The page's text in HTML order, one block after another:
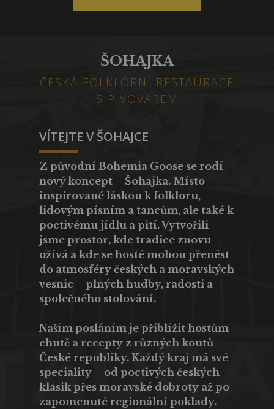
ŠOHAJKA
ČESKÁ FOLKLÓRNÍ RESTAURACE
S PIVOVAREM
VÍTEJTE V ŠOHAJCE
Z původní Bohemia Goose se rodí
nový koncept – Šohajka. Místo
inspirované láskou k folkloru,
lidovým písním a tancům, ale také k
poctivému jídlu a pití. Vytvořili
jsme prostor, kde tradice znovu
ožívá a kde se hosté mohou přenést
do atmosféry českých a moravských
vesnic – plných hudby, radosti a
společného stolování.
Naším posláním je přiblížit hostům
chutě a recepty z různých koutů
České republiky. Každý kraj má své
speciality – od poctivých českých
klasik přes moravské dobroty až po
zapomenuté regionální poklady.